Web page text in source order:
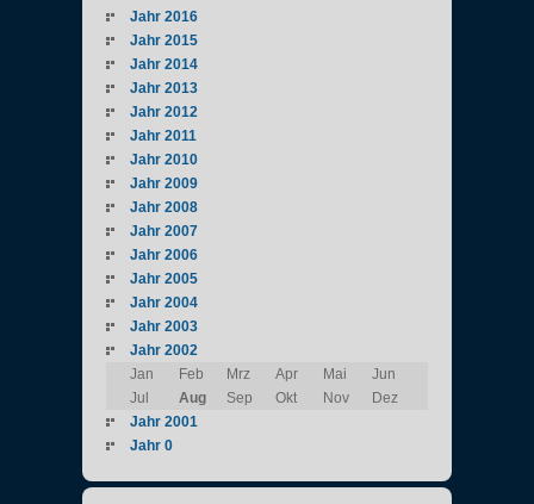
Jahr 2016
Jahr 2015
Jahr 2014
Jahr 2013
Jahr 2012
Jahr 2011
Jahr 2010
Jahr 2009
Jahr 2008
Jahr 2007
Jahr 2006
Jahr 2005
Jahr 2004
Jahr 2003
Jahr 2002
Jan
Feb Mrz Apr Mai
Jun
Jul
Aug Sep Okt Nov
Dez
Jahr 2001
Jahr 0